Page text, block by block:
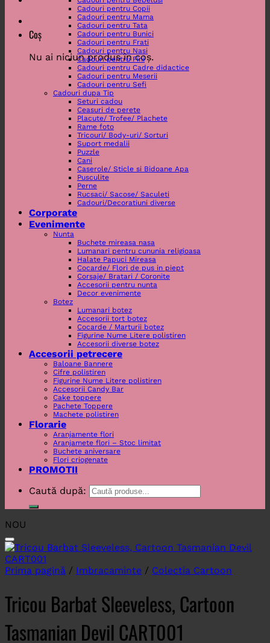
Coș
Nu ai niciun produs în coș.
Cadouri pentru Copii
Cadouri pentru Mama
Cadouri pentru Tata
Cadouri pentru Bunici
Cadouri pentru Frati
Cadouri pentru Nasi
Cadouri pentru Fini
Cadouri pentru Cadre didactice
Cadouri pentru Meserii
Cadouri pentru Sefi
Cadouri dupa Tip
Seturi cadou
Ceasuri de perete
Placute/ Trofee/ Plachete
Rame foto
Tricouri/ Body-uri/ Sorturi
Suport medalii
Puzzle
Cani
Caserole/ Sticle si Bidoane Apa
Pusculite
Perne
Rucsaci/ Sacose/ Saculeti
Cadouri/Decoratiuni diverse
Corporate
Evenimente
Nunta
Buchete mireasa nasa
Lumanari pentru cununia religioasa
Halate Papuci Mireasa
Cocarde/ Flori de pus in piept
Corsaje/ Bratari / Coronite
Accesorii pentru nunta
Decor evenimente
Botez
Lumanari botez
Accesorii tort botez
Cocarde / Marturii botez
Figurine Nume Litere polistiren
Accesorii diverse botez
Accesorii petrecere
Baloane Bannere
Cifre polistiren
Figurine Nume Litere polistiren
Accesorii Candy Bar
Cake toppere
Pachete Toppere
Machete polistiren
Florarie
Aranjamente flori
Aranjamete flori – Stoc limitat
Buchete aniversare
Flori criogenate
PROMOTII
Caută după:
NOU
Prima pagină / Imbracaminte / Colectia Cartoon
Tricou Barbat Sleeveless, Cartoon
Tasmanian Devil CART001